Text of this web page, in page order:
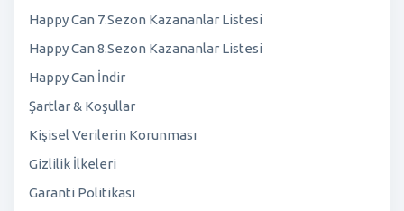
Happy Can 7.Sezon Kazananlar Listesi
Happy Can 8.Sezon Kazananlar Listesi
Happy Can İndir
Şartlar & Koşullar
Kişisel Verilerin Korunması
Gizlilik İlkeleri
Garanti Politikası